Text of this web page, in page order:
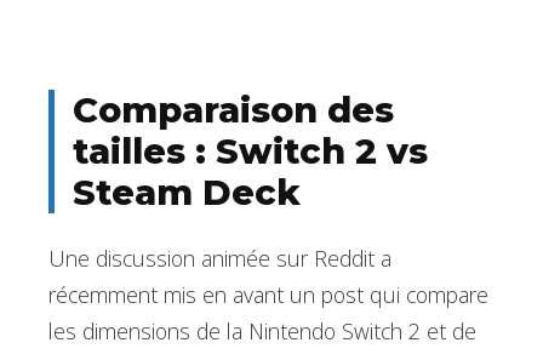
Comparaison des
tailles : Switch 2 vs
Steam Deck
Une discussion animée sur Reddit a
récemment mis en avant un post qui compare
les dimensions de la Nintendo Switch 2 et de